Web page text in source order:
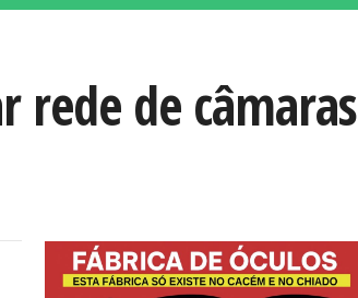
rede de câmaras